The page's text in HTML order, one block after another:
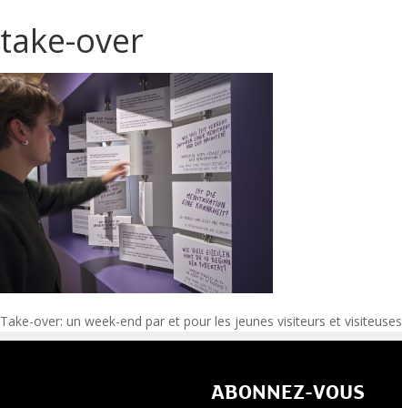
take-over
Navigation
Take-over: un week-end par et pour les jeunes visiteurs et visiteuses
ABONNEZ-VOUS